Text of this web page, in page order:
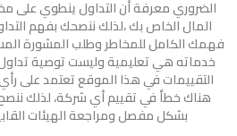
الضروري معرفة أن التداول ينطوي على
المال الخاص بك ،لذلك ننصحك بفهم
فهمك الكامل للمخاطر وطلب المشورة
خدماته هي تعليمية وليست توصية
التقييمات في هذا الموقع تعتمد على
هناك خطأ في تقييم أي شركة، لذلك
بشكل مفصل ومراجعة الهيئات